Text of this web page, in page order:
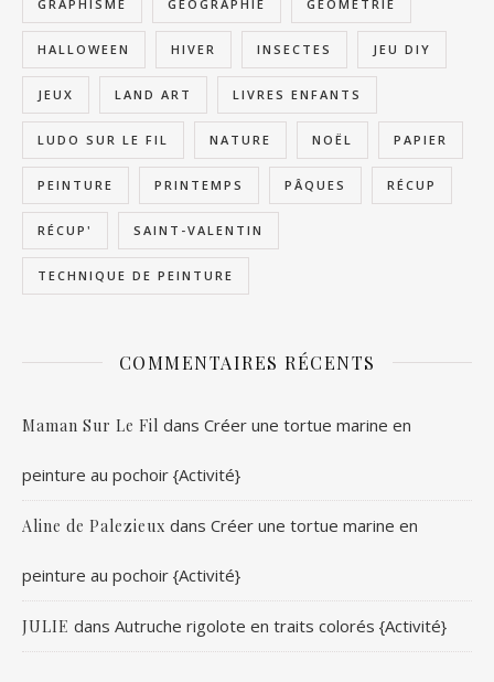
GRAPHISME GÉOGRAPHIE GÉOMÉTRIE
HALLOWEEN HIVER INSECTES JEU DIY
JEUX LAND ART LIVRES ENFANTS
LUDO SUR LE FIL NATURE NOËL PAPIER
PEINTURE PRINTEMPS PÂQUES RÉCUP
RÉCUP' SAINT-VALENTIN
TECHNIQUE DE PEINTURE
COMMENTAIRES RÉCENTS
Maman Sur Le Fil dans Créer une tortue marine en
peinture au pochoir {Activité}
Aline de Palezieux dans Créer une tortue marine en
peinture au pochoir {Activité}
JULIE dans Autruche rigolote en traits colorés {Activité}